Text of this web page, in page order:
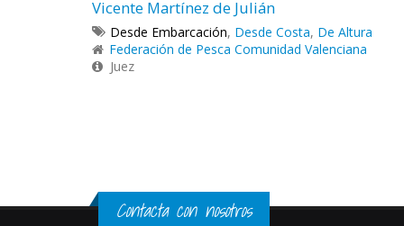
Vicente Martínez de Julián
Desde Embarcación, Desde Costa, De Altura
Federación de Pesca Comunidad Valenciana
Juez
Contacta con nosotros